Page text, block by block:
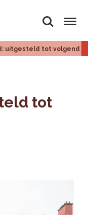
Search Menu
uitgesteld tot volgend
tot